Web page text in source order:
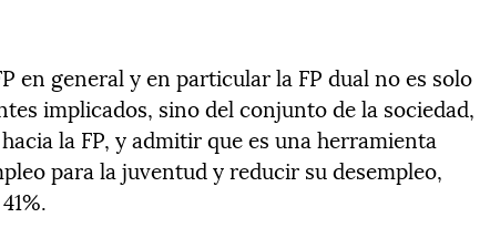
en general y en particular la FP dual no es solo
implicados, sino del conjunto de la sociedad,
la FP, y admitir que es una herramienta
para la juventud y reducir su desempleo,